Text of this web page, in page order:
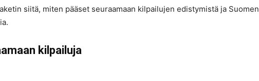
siitä, miten pääset seuraamaan kilpailujen edistymistä ja Suomen
kilpailuja